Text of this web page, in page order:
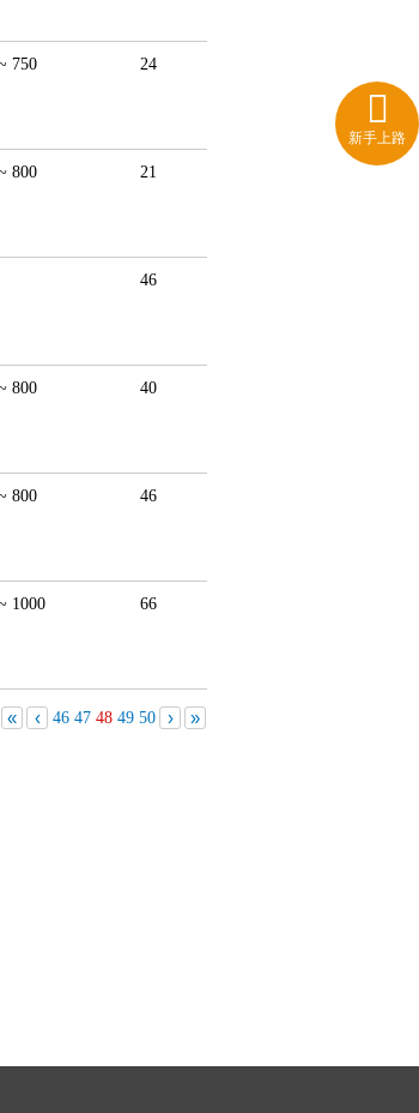
新手上路
750
24
800
21
46
800
40
800
46
1000
66
« ‹ 46 47 48 49 50 › »